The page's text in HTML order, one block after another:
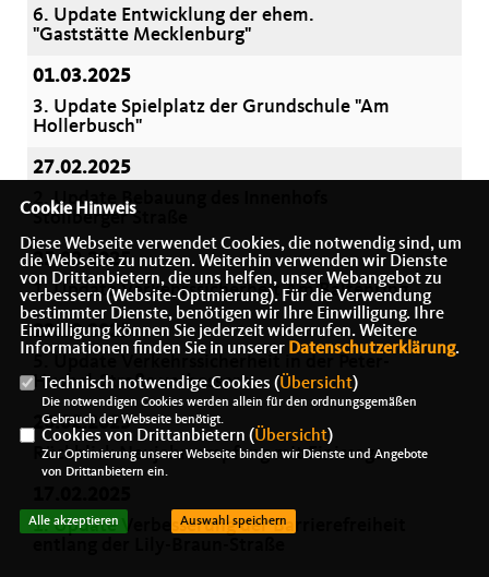
6. Update Entwicklung der ehem.
"Gaststätte Mecklenburg"
01.03.2025
3. Update Spielplatz der Grundschule "Am
Hollerbusch"
27.02.2025
2. Update Bebauung des Innenhofs
Stollberger Straße
25.02.2025
1. Update Verkehrssicherheit Am Baltenring
23.02.2025
Huchel-Straße verbessern
20.02.2025
Rückblick Neujahrsempfang mit Finissage
1. Update Verbesserung der Barrierefreiheit
Cookie Hinweis
Diese Webseite verwendet Cookies, die notwendig sind, um
die Webseite zu nutzen. Weiterhin verwenden wir Dienste
von Drittanbietern, die uns helfen, unser Webangebot zu
verbessern (Website-Optmierung). Für die Verwendung
bestimmter Dienste, benötigen wir Ihre Einwilligung. Ihre
Einwilligung können Sie jederzeit widerrufen. Weitere
Informationen finden Sie in unserer Datenschutzerklärung.
Technisch notwendige Cookies (Übersicht)
Die notwendigen Cookies werden allein für den ordnungsgemäßen
Gebrauch der Webseite benötigt.
Cookies von Drittanbietern (Übersicht)
Zur Optimierung unserer Webseite binden wir Dienste und Angebote
von Drittanbietern ein.
Alle akzeptieren Auswahl speichern